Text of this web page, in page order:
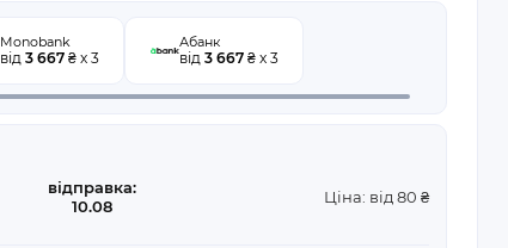
Monobank
від 3 667₴ x 3
Абанк
від 3 667₴ x 3
відправка:
10.08
Ціна: від 80 ₴